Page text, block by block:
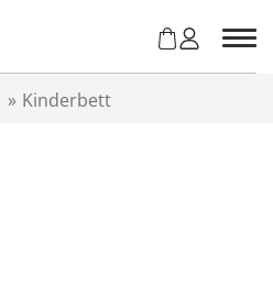
» Kinderbett